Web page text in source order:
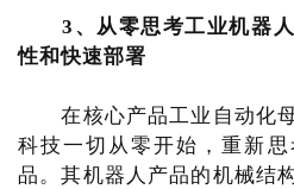
3、从零思考工业机器
性和快速部署
在核心产品工业自动化母
科技一切从零开始，重新
品。其机器人产品的机械结